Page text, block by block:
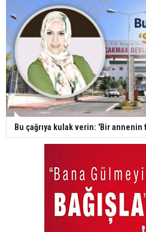
Bu çağrıya kulak verin: 'Bir annenin